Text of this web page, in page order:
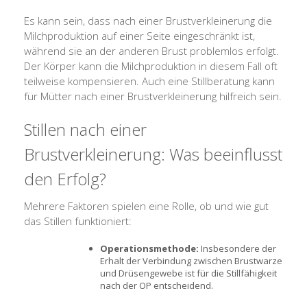
Es kann sein, dass nach einer Brustverkleinerung die
Milchproduktion auf einer Seite eingeschränkt ist,
während sie an der anderen Brust problemlos erfolgt.
Der Körper kann die Milchproduktion in diesem Fall oft
teilweise kompensieren. Auch eine Stillberatung kann
für Mütter nach einer Brustverkleinerung hilfreich sein.
Stillen nach einer
Brustverkleinerung: Was beeinflusst
den Erfolg?
Mehrere Faktoren spielen eine Rolle, ob und wie gut
das Stillen funktioniert:
Operationsmethode: Insbesondere der
Erhalt der Verbindung zwischen Brustwarze
und Drüsengewebe ist für die Stillfähigkeit
nach der OP entscheidend.